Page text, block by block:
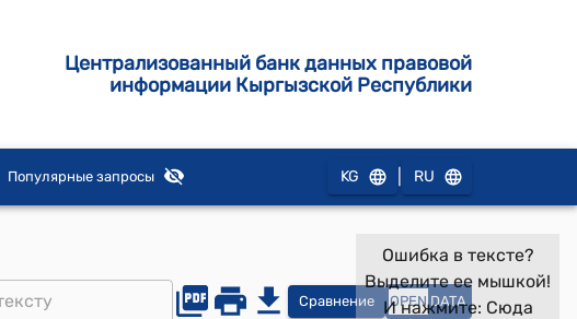
Централизованный банк данных правовой
информации Кыргызской Республики
Популярные запросы KG RU
Сравнение OPEN DATA
Ошибка в тексте?
Выделите ее мышкой!
И нажмите: Сюда